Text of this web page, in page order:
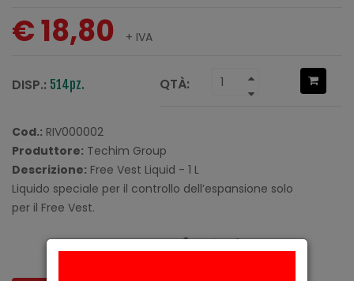
€ 18,80 + IVA
DISP.: 514pz. QTÀ:
Cod.: RIV000002
Produttore: Techim Group
Descrizione: Free Vest Liquid - 1 L
Liquido speciale per il controllo dell’espansione solo
per il Free Vest.
CONDIVIDI: